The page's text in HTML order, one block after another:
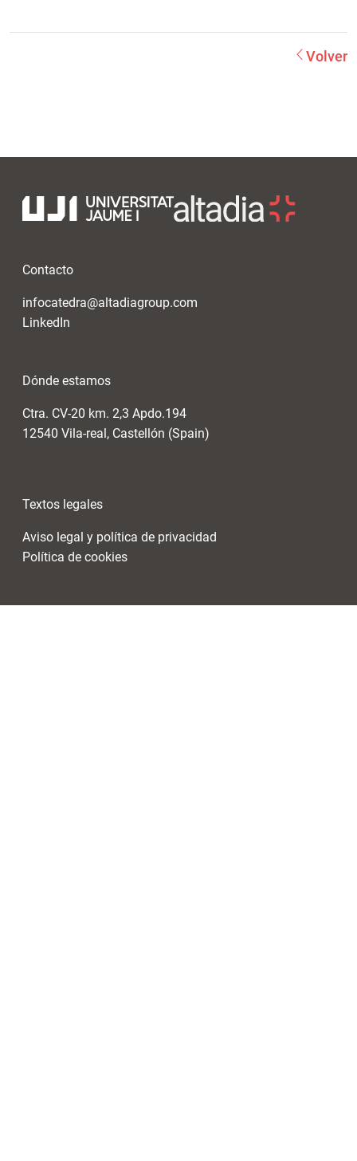
Volver
Contacto
infocatedra@altadiagroup.com
LinkedIn
Dónde estamos
Ctra. CV-20 km. 2,3 Apdo.194
12540 Vila-real, Castellón (Spain)
Textos legales
Aviso legal y política de privacidad
Política de cookies